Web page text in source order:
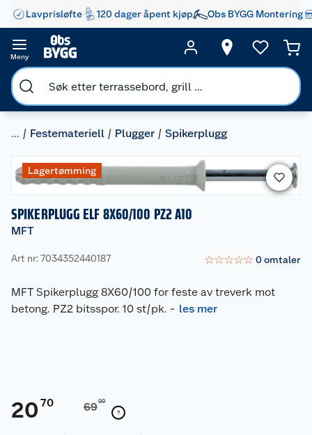
Lavprisløfte 120 dager åpent kjøp Obs BYGG Montering
Meny
... Festemateriell Plugger Spikerplugg
Lagertømming
SPIKERPLUGG ELF 8X60/100 PZ2 A10
MFT
Art nr: 7034352440187 ☆☆☆☆☆ 0omtaler
MFT Spikerplugg 8X60/100 for feste av treverk mot
betong. PZ2 bitsspor. 10 st/pk. - les mer
20 70 6900